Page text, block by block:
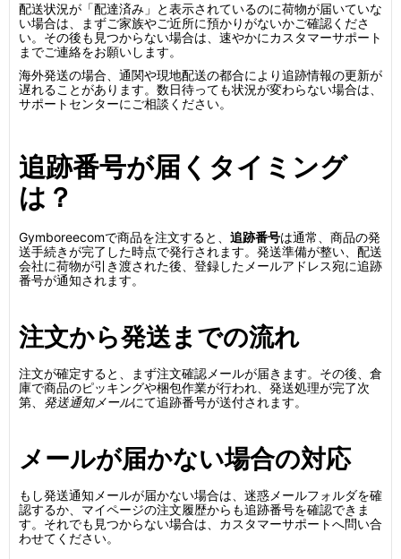
配送状況が「配達済み」と表示されているのに荷物が届いていな
い場合は、まずご家族やご近所に預かりがないかご確認くださ
い。その後も見つからない場合は、速やかにカスタマーサポート
までご連絡をお願いします。
海外発送の場合、通関や現地配送の都合により追跡情報の更新が
遅れることがあります。数日待っても状況が変わらない場合は、
サポートセンターにご相談ください。
追跡番号が届くタイミング
は？
Gymboreecomで商品を注文すると、 追跡番号は通常、商品の発
送手続きが完了した時点で発行されます。発送準備が整い、配送
会社に荷物が引き渡された後、登録したメールアドレス宛に追跡
番号が通知されます。
注文から発送までの流れ
注文が確定すると、まず注文確認メールが届きます。その後、倉
庫で商品のピッキングや梱包作業が行われ、発送処理が完了次
第、 発送通知メールにて追跡番号が送付されます。
メールが届かない場合の対応
もし発送通知メールが届かない場合は、迷惑メールフォルダを確
認するか、マイページの注文履歴からも追跡番号を確認できま
す。それでも見つからない場合は、カスタマーサポートへ問い合
わせてください。